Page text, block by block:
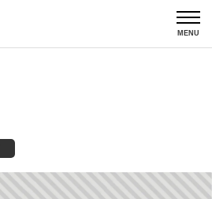
MENU